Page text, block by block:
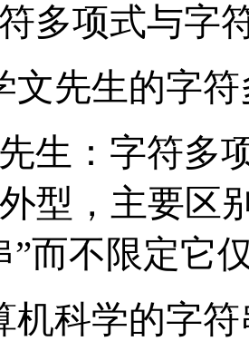
多项式与字
文先生的字
生：字符多
型，主要区
”而不限定它
机科学的字